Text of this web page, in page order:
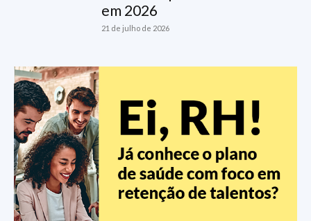
em 2026
21 de julho de 2026